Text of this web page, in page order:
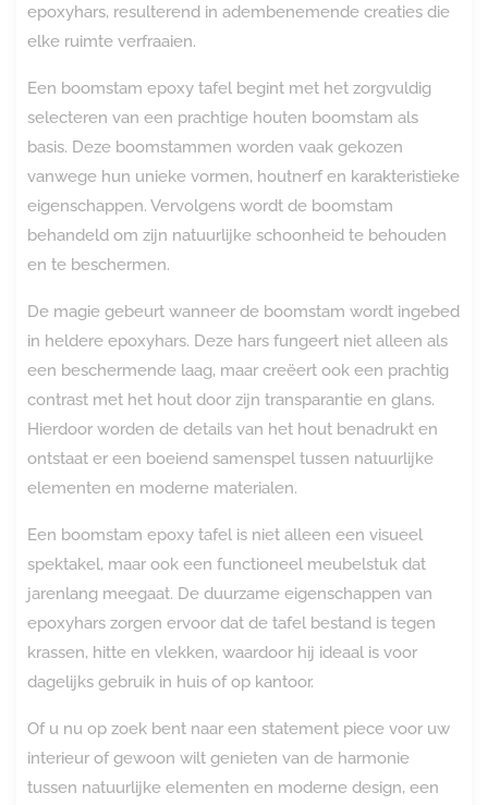
epoxyhars, resulterend in adembenemende creaties die
elke ruimte verfraaien.
Een boomstam epoxy tafel begint met het zorgvuldig
selecteren van een prachtige houten boomstam als
basis. Deze boomstammen worden vaak gekozen
vanwege hun unieke vormen, houtnerf en karakteristieke
eigenschappen. Vervolgens wordt de boomstam
behandeld om zijn natuurlijke schoonheid te behouden
en te beschermen.
De magie gebeurt wanneer de boomstam wordt ingebed
in heldere epoxyhars. Deze hars fungeert niet alleen als
een beschermende laag, maar creëert ook een prachtig
contrast met het hout door zijn transparantie en glans.
Hierdoor worden de details van het hout benadrukt en
ontstaat er een boeiend samenspel tussen natuurlijke
elementen en moderne materialen.
Een boomstam epoxy tafel is niet alleen een visueel
spektakel, maar ook een functioneel meubelstuk dat
jarenlang meegaat. De duurzame eigenschappen van
epoxyhars zorgen ervoor dat de tafel bestand is tegen
krassen, hitte en vlekken, waardoor hij ideaal is voor
dagelijks gebruik in huis of op kantoor.
Of u nu op zoek bent naar een statement piece voor uw
interieur of gewoon wilt genieten van de harmonie
tussen natuurlijke elementen en moderne design, een